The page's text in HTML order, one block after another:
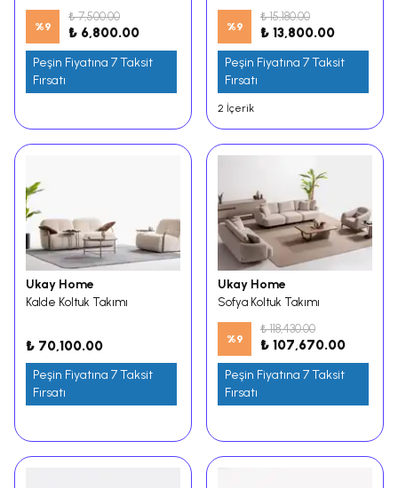
%9
₺ 7,500.00
₺ 6,800.00
Peşin Fiyatına 7 Taksit
Fırsatı
%9
₺ 15,180.00
₺ 13,800.00
Peşin Fiyatına 7 Taksit
Fırsatı
2 İçerik
Ukay Home
Kalde Koltuk Takımı
₺ 70,100.00
Peşin Fiyatına 7 Taksit
Fırsatı
Ukay Home
Sofya Koltuk Takımı
%9
₺ 118,430.00
₺ 107,670.00
Peşin Fiyatına 7 Taksit
Fırsatı